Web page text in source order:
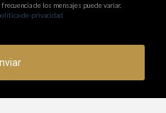
de los mensajes puede variar.
de-privacidad